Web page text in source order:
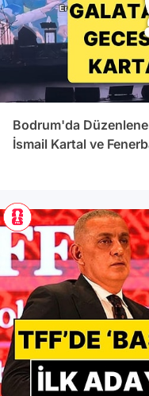
Bodrum'da
İsmail Kartal ve